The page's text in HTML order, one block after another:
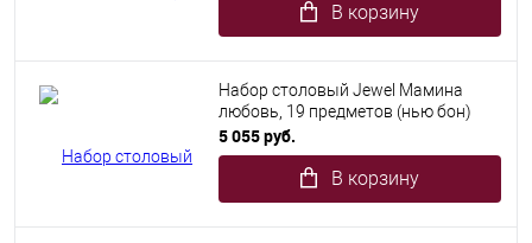
В корзину
Набор столовый Jewel Мамина
любовь, 19 предметов (нью бон)
5 055 руб.
В корзину